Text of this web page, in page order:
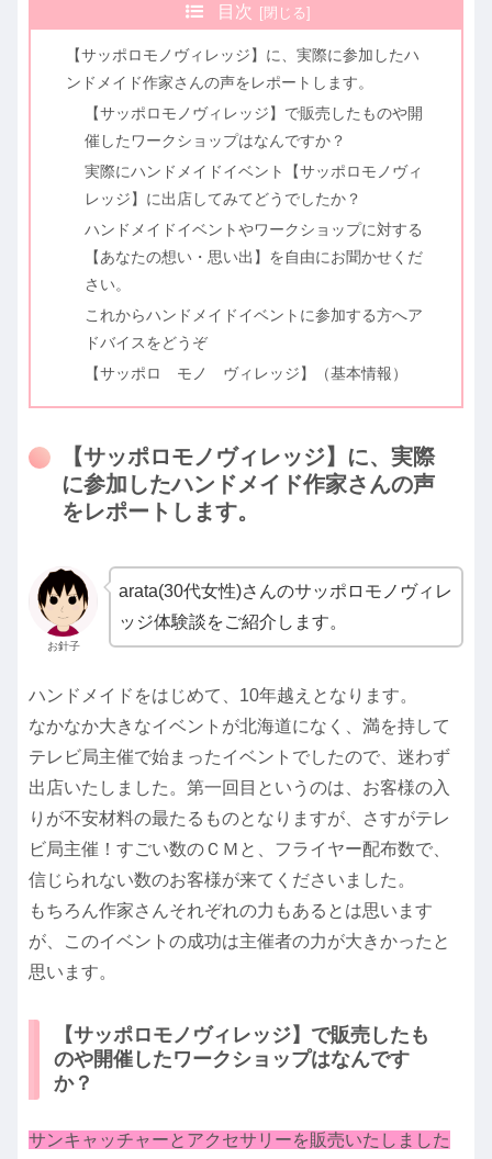
目次
【サッポロモノヴィレッジ】に、実際に参加したハ
ンドメイド作家さんの声をレポートします。
【サッポロモノヴィレッジ】で販売したものや開
催したワークショップはなんですか？
実際にハンドメイドイベント【サッポロモノヴィ
レッジ】に出店してみてどうでしたか？
ハンドメイドイベントやワークショップに対する
【あなたの想い・思い出】を自由にお聞かせくだ
さい。
これからハンドメイドイベントに参加する方へア
ドバイスをどうぞ
【サッポロ モノ ヴィレッジ】（基本情報）
【サッポロモノヴィレッジ】に、実際
に参加したハンドメイド作家さんの声
をレポートします。
お針子
arata(30代女性)さんのサッポロモノヴィレ
ッジ体験談をご紹介します。
ハンドメイドをはじめて、10年越えとなります。
なかなか大きなイベントが北海道になく、満を持して
テレビ局主催で始まったイベントでしたので、迷わず
出店いたしました。第一回目というのは、お客様の入
りが不安材料の最たるものとなりますが、さすがテレ
ビ局主催！すごい数のＣＭと、フライヤー配布数で、
信じられない数のお客様が来てくださいました。
もちろん作家さんそれぞれの力もあるとは思います
が、このイベントの成功は主催者の力が大きかったと
思います。
【サッポロモノヴィレッジ】で販売したも
のや開催したワークショップはなんです
か？
サンキャッチャーとアクセサリーを販売いたしました